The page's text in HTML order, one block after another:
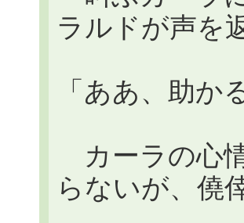
ラルドが声を
「ああ、助か
カーラの心
らないが、僥